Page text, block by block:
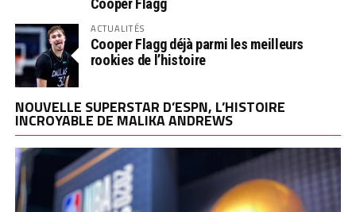
Cooper Flagg
ACTUALITÉS
Cooper Flagg déjà parmi les meilleurs
rookies de l’histoire
NOUVELLE SUPERSTAR D’ESPN, L’HISTOIRE
INCROYABLE DE MALIKA ANDREWS